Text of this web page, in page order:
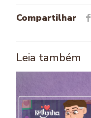
Compartilhar
Leia também